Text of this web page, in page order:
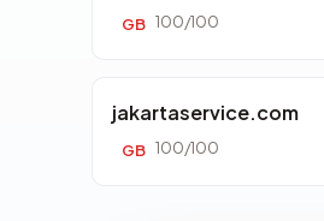
GB 100/100
jakartaservice.com
GB 100/100